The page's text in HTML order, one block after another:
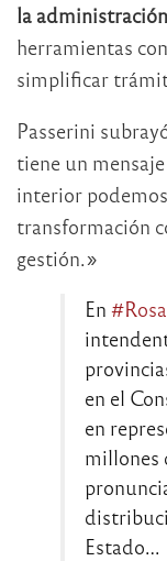
la
herramientas
simplificar
Passerini
tiene un
interior
transformación
gestión.»
En
en el
en
millones
Estado…